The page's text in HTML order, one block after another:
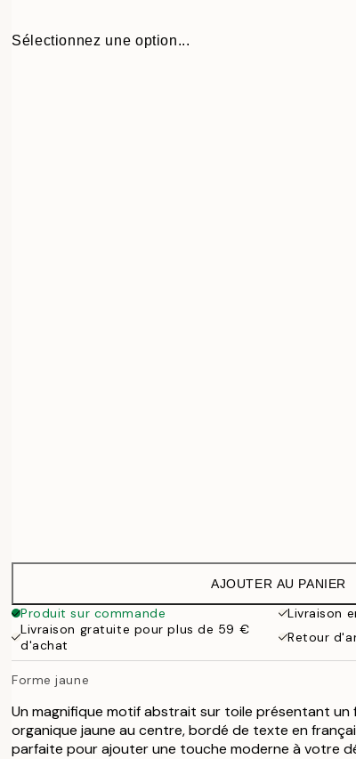
Sélectionnez une option...
AJOUTER AU PANIER
Produit sur commande
Livraison
Livraison gratuite pour plus de 59 €
d'achat
Retour
Forme jaune
Un magnifique motif abstrait sur toile présentant un
organique jaune au centre, bordé de texte en
parfaite pour ajouter une touche moderne à votre